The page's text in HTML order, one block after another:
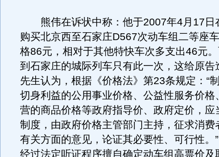
熊伟在诉状中称：他于2007年4月17日
购买北京西至石家庄D567次动车组二等座
格86元，相对于其他特快车次多支出46元
到石家庄的城际列车只有此一次，这给原告
先生认为，根据《价格法》第23条规定：“
切身利益的公用事业价格、公益性服务价格
营的商品价格等政府指导价、政府定价，应
制度，由政府价格主管部门主持，征求消费
有关方面的意见，论证其必要性、可行性。
经过法定听证程序擅自确定动车组高票价及